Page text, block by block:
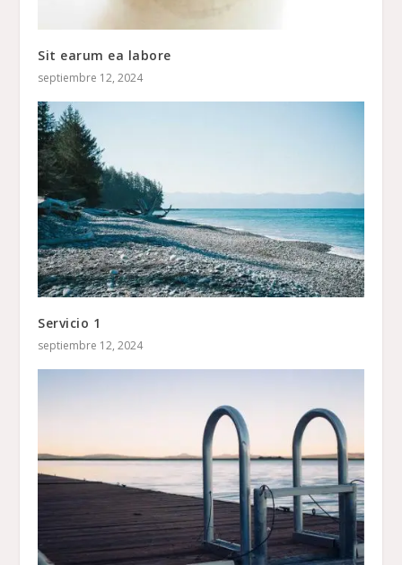
Sit earum ea labore
septiembre 12, 2024
Servicio 1
septiembre 12, 2024